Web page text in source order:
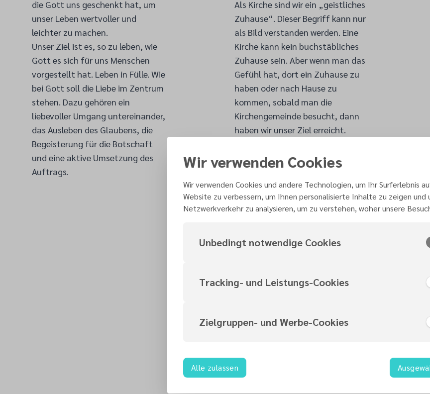
Als Kirche sind wir ein „geistliches
Zuhause“. Dieser Begriff kann nur
als Bild verstanden werden. Eine
Kirche kann kein buchstäbliches
Zuhause sein. Aber wenn man das
Gefühl hat, dort ein Zuhause zu
haben oder nach Hause zu
kommen, sobald man die
Kirchengemeinde besucht, dann
haben wir unser Ziel erreicht.
geistliches Zuhause nicht nur in
der Kirche stattfinden darf. Es
muss Teil des Familienlebens und
des täglichen Lebens jedes
Einzelnen sein. Als
Anstoß geben und Vorbild sein.
die Gott uns geschenkt hat, um
unser Leben wertvoller und
leichter zu machen.
Unser Ziel ist es, so zu leben, wie
Gott es sich für uns Menschen
vorgestellt hat. Leben in Fülle. Wie
bei Gott soll die Liebe im Zentrum
stehen. Dazu gehören ein
liebevoller Umgang untereinander,
das Ausleben des Glaubens, die
Begeisterung für die Botschaft
und eine aktive Umsetzung des
Auftrags.
Wir sind Adventgemeinde...
weil wir überzeugt sind, dass diese Welt eine Hoffnung braucht,
Wir verwenden Cookies
Wir verwenden Cookies und andere Technologien, um Ihr Surferlebnis
Website zu verbessern, um Ihnen personalisierte Inhalte zu zeigen und
Netzwerkverkehr zu analysieren, um zu verstehen, woher unsere
Unbedingt notwendige Cookies
Tracking- und Leistungs-Cookies
Zielgruppen- und Werbe-Cookies
Alle zulassen